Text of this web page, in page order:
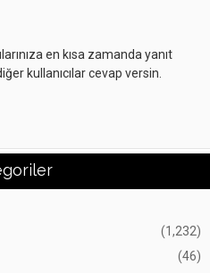
en kısa zamanda yanıt
kullanıcılar cevap versin.
(1,232)
(46)